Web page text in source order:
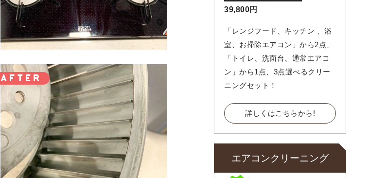
AFTER
39,800円
「レンジフード、キッチン 、浴
室、お掃除エアコン」から2点、
「トイレ、洗面台、通常エアコ
ン」から1点、3点選べるクリー
ニングセット！
詳しくはこちらから!
エアコンクリーニング